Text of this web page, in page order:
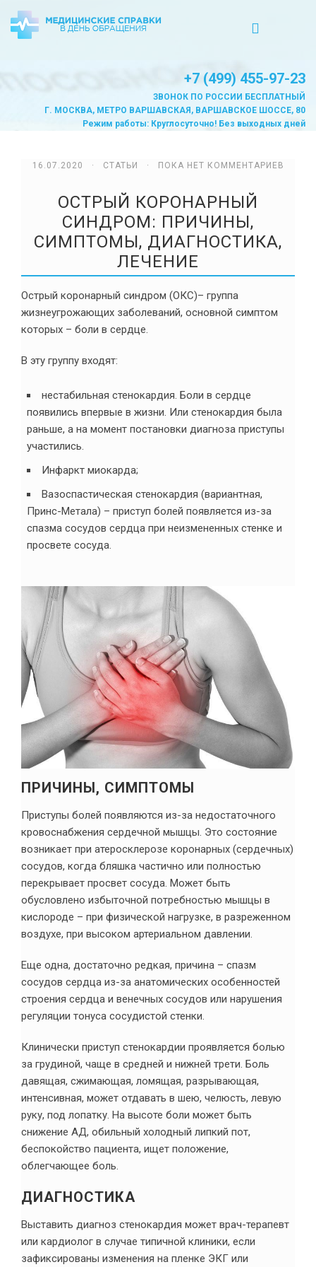
+7 (499) 455-97-23
ЗВОНОК ПО РОССИИ БЕСПЛАТНЫЙ
Г. МОСКВА, МЕТРО ВАРШАВСКАЯ, ВАРШАВСКОЕ ШОССЕ, 80
Режим работы: Круглосуточно! Без выходных дней
16.07.2020 · СТАТЬИ · ПОКА НЕТ КОММЕНТАРИЕВ
ОСТРЫЙ КОРОНАРНЫЙ
СИНДРОМ: ПРИЧИНЫ,
СИМПТОМЫ, ДИАГНОСТИКА,
ЛЕЧЕНИЕ
Острый коронарный синдром (ОКС)– группа
жизнеугрожающих заболеваний, основной симптом
которых – боли в сердце.
В эту группу входят:
нестабильная стенокардия. Боли в сердце
появились впервые в жизни. Или стенокардия была
раньше, а на момент постановки диагноза приступы
участились.
Инфаркт миокарда;
Вазоспастическая стенокардия (вариантная,
Принс-Метала) – приступ болей появляется из-за
спазма сосудов сердца при неизмененных стенке и
просвете сосуда.
ПРИЧИНЫ, СИМПТОМЫ
Приступы болей появляются из-за недостаточного
кровоснабжения сердечной мышцы. Это состояние
возникает при атеросклерозе коронарных (сердечных)
сосудов, когда бляшка частично или полностью
перекрывает просвет сосуда. Может быть
обусловлено избыточной потребностью мышцы в
кислороде – при физической нагрузке, в разреженном
воздухе, при высоком артериальном давлении.
Еще одна, достаточно редкая, причина – спазм
сосудов сердца из-за анатомических особенностей
строения сердца и венечных сосудов или нарушения
регуляции тонуса сосудистой стенки.
Клинически приступ стенокардии проявляется болью
за грудиной, чаще в средней и нижней трети. Боль
давящая, сжимающая, ломящая, разрывающая,
интенсивная, может отдавать в шею, челюсть, левую
руку, под лопатку. На высоте боли может быть
снижение АД, обильный холодный липкий пот,
беспокойство пациента, ищет положение,
облегчающее боль.
ДИАГНОСТИКА
Выставить диагноз стенокардия может врач-терапевт
или кардиолог в случае типичной клиники, если
зафиксированы изменения на пленке ЭКГ или